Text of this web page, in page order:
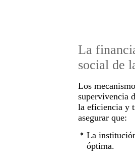
La
social de
Los
supervivencia
la eficiencia y
asegurar que:
La
óptima.